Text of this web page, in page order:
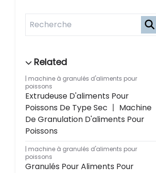
machine à granulés d'aliments pour
poissons
Extrudeuse D'aliments Pour
Poissons De Type Sec 丨 Machine
De Granulation D'aliments Pour
Poissons
machine à granulés d'aliments pour
poissons
Granulés Pour Aliments Pour